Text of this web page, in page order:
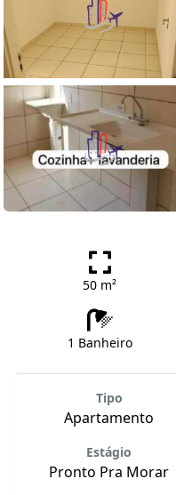
50 m²
1 Banheiro
Tipo
Apartamento
Estágio
Pronto Pra Morar